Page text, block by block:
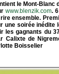
le Mont-Blanc
www.blenzik.com.
ensemble.
une soirée
gagnants du
Calixte de
Boisselier